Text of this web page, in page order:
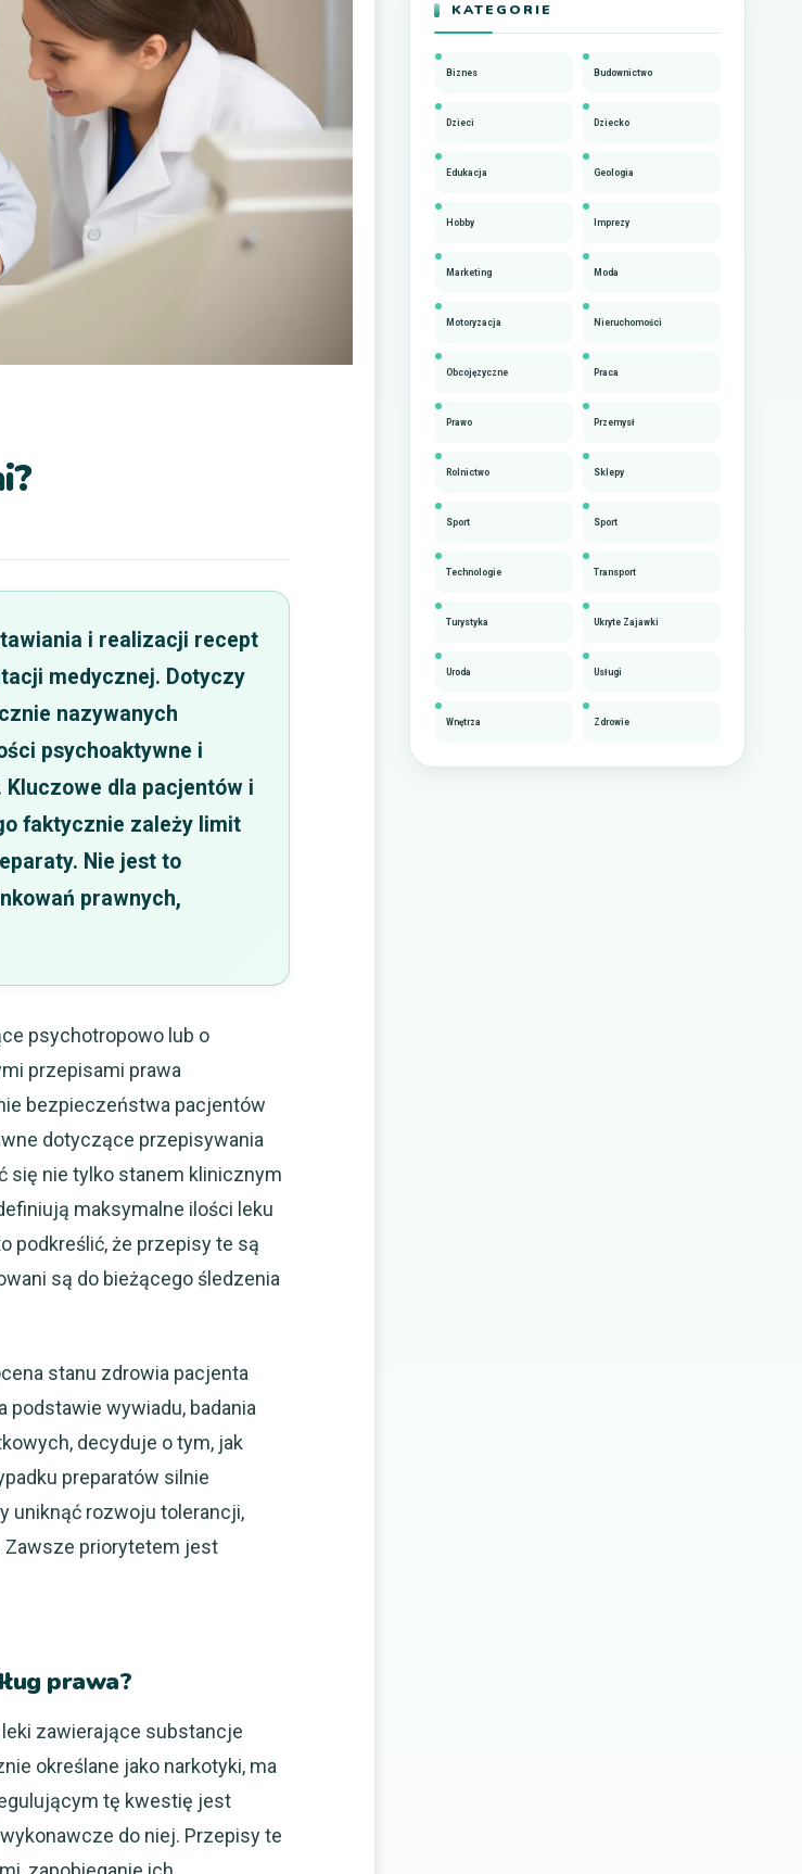
i realizacji recept
medycznej. Dotyczy
nazywanych
psychoaktywne i
Kluczowe dla pacjentów i
faktycznie zależy limit
Nie jest to
prawnych,
psychotropowo lub o
przepisami prawa
bezpieczeństwa pacjentów
dotyczące przepisywania
się nie tylko stanem klinicznym
maksymalne ilości leku
podkreślić, że przepisy te są
są do bieżącego śledzenia
stanu zdrowia pacjenta
podstawie wywiadu, badania
decyduje o tym, jak
preparatów silnie
uniknąć rozwoju tolerancji,
Zawsze priorytetem jest
prawa?
zawierające substancje
określane jako narkotyki, ma
tę kwestię jest
do niej. Przepisy te
KATEGORIE
Biznes Budownictwo
Dzieci Dziecko
Edukacja Geologia
Hobby Imprezy
Marketing Moda
Motoryzacja Nieruchomości
Obcojęzyczne Praca
Prawo Przemysł
Rolnictwo Sklepy
Sport Sport
Technologie Transport
Turystyka Ukryte Zajawki
Uroda Usługi
Wnętrza Zdrowie